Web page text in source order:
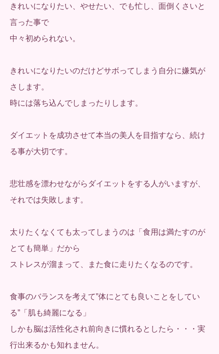
きれいになりたい、やせたい、でも忙し、面倒くさいと
言った事で
中々初められない。
きれいになりたいのだけどサボってしまう自分に嫌気が
さします。
時には落ち込んでしまったりします。
ダイエットを成功させて本当の美人を目指すなら、続け
る事が大切です。
悲壮感を漂わせながらダイエットをする人がいますが、
それでは失敗します。
太りたくなくても太ってしまうのは「食用は満たすのが
とても簡単」だから
ストレスが溜まって、また食に走りたくなるのです。
食事のバランスを考えて”体にとても良いことをしてい
る”「肌も綺麗になる」
しかも脳は活性化され前向きに慣れるとしたら・・・実
行出来るかも知れません。